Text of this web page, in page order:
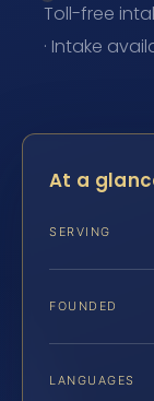
Toll-free
· Intake
At a
SERVING
FOUNDED
LANGUAGES